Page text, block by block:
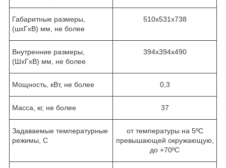
Габаритные размеры,
(шхГхВ) мм, не более
510х531х738
Внутренние размеры,
(ШхГхВ) мм, не более
394х394х490
Мощность, кВт, не более 0,3
Масса, кг, не более 37
Задаваемые температурные
режимы, С
от температуры на 5ºС
превышающей окружающую,
до +70ºС